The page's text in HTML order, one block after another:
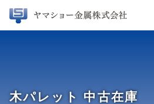
木パレット 中古在庫